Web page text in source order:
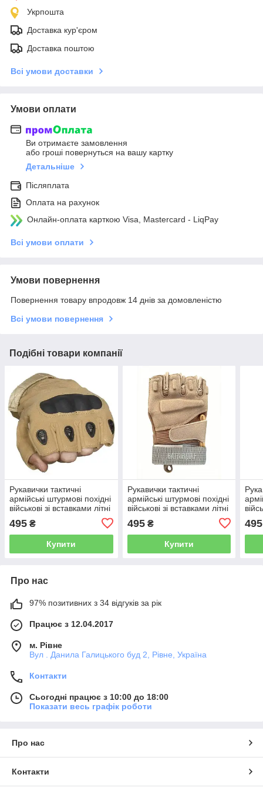
Укрпошта
Доставка кур'єром
Доставка поштою
Всі умови доставки
Умови оплати
Ви отримаєте замовлення
або гроші повернуться на вашу картку
Детальніше
Післяплата
Оплата на рахунок
Онлайн-оплата карткою Visa, Mastercard - LiqPay
Всі умови оплати
Умови повернення
Повернення товару впродовж 14 днів за домовленістю
Всі умови повернення
Подібні товари компанії
Рукавички тактичні
армійські штурмові похідні
військові зі вставками літні
безпалі повітропроникні
XL
495 ₴
Купити
Рукавички тактичні
армійські штурмові похідні
військові зі вставками літні
безпалі повітропроникні L
495₴
Купити
495
Про нас
97% позитивних з 34 відгуків за рік
Працює з 12.04.2017
м. Рівне
Вул . Данила Галицького буд 2, Рівне, Україна
Контакти
Сьогодні працює з 10:00 до 18:00
Показати весь графік роботи
Про нас
Контакти